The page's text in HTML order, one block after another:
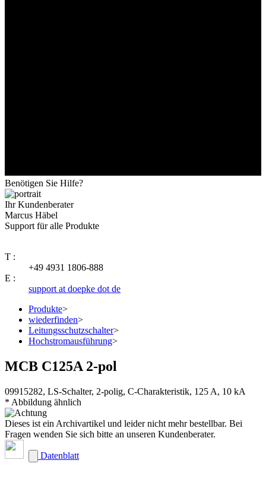
Benötigen Sie Hilfe?
Ihr Kundenberater
Marcus Häbel
Support für alle Produkte
T :
+49 4931 1806-888
E :
support at doepke dot de
Produkte>
wiederfinden>
Leitungsschutzschalter>
Hochstromausführung>
MCB C125A 2-pol
09915282, LS-Schalter, 2-polig, C-Charakteristik, 125 A, 10 kA
* Abbildung ähnlich
Dieses ist ein Archivartikel und leider nicht mehr bestellbar. Bei
Fragen wenden Sie sich bitte an unseren Kundenberater.
Datenblatt